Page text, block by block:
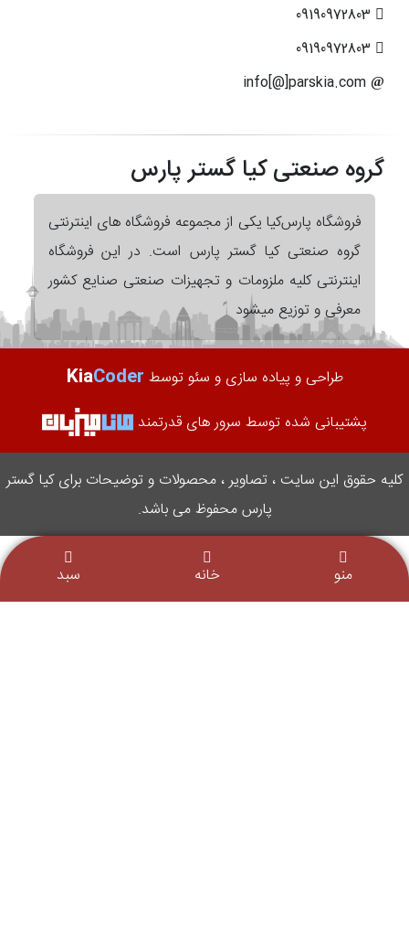
گروه صنعتی کیا گستر پارس
فروشگاه پارس‌کیا یکی از مجموعه فروشگاه های اینترنتی
گروه صنعتی کیا گستر پارس است. در این فروشگاه
اینترنتی کلیه ملزومات و تجهیزات صنعتی صنایع کشور
معرفی و توزیع میشود
طراحی و پیاده سازی و سئو توسط KiaCoder
پشتیبانی شده توسط سرور های قدرتمند
کلیه حقوق این سایت ، تصاویر ، محصولات و توضیحات برای کیا گستر
پارس محفوظ می باشد.
منو خانه سبد